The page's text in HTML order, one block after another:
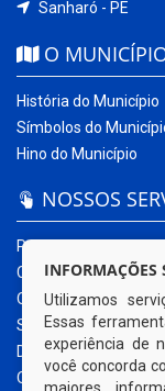
Sanharó - PE
O
História do Município
Símbolos do
Hino do Município
NOSSOS
Portal da
Carta de Serviços ao
Ouvidoria Municipal
Sistema Eletrônico –
Diário Oficial
Quadro de Avisos
INFORMAÇÕES
Utilizamos
Essas
experiência de
você concorda